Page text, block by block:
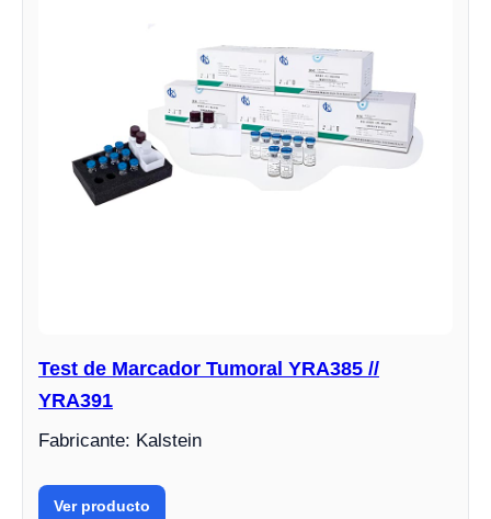
Test de Marcador Tumoral YRA385 //
YRA391
Fabricante: Kalstein
Ver producto